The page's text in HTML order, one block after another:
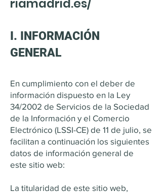
riamadrid.es/
I. INFORMACIÓN
GENERAL
En cumplimiento con el deber de
información dispuesto en la Ley
34/2002 de Servicios de la Sociedad
de la Información y el Comercio
Electrónico (LSSI-CE) de 11 de julio, se
facilitan a continuación los siguientes
datos de información general de
este sitio web:
La titularidad de este sitio web,